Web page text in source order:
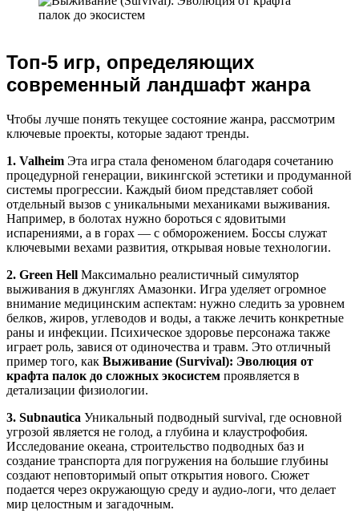
Топ-5 игр, определяющих
современный ландшафт жанра
Чтобы лучше понять текущее состояние жанра, рассмотрим
ключевые проекты, которые задают тренды.
1. Valheim Эта игра стала феноменом благодаря сочетанию
процедурной генерации, викингской эстетики и продуманной
системы прогрессии. Каждый биом представляет собой
отдельный вызов с уникальными механиками выживания.
Например, в болотах нужно бороться с ядовитыми
испарениями, а в горах — с обморожением. Боссы служат
ключевыми вехами развития, открывая новые технологии.
2. Green Hell Максимально реалистичный симулятор
выживания в джунглях Амазонки. Игра уделяет огромное
внимание медицинским аспектам: нужно следить за уровнем
белков, жиров, углеводов и воды, а также лечить конкретные
раны и инфекции. Психическое здоровье персонажа также
играет роль, завися от одиночества и травм. Это отличный
пример того, как Выживание (Survival): Эволюция от
крафта палок до сложных экосистем проявляется в
детализации физиологии.
3. Subnautica Уникальный подводный survival, где основной
угрозой является не голод, а глубина и клаустрофобия.
Исследование океана, строительство подводных баз и
создание транспорта для погружения на большие глубины
создают неповторимый опыт открытия нового. Сюжет
подается через окружающую среду и аудио-логи, что делает
мир целостным и загадочным.